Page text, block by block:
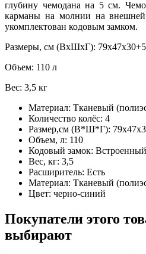
глубину чемодана на 5 см.
карманы на молнии на внешней
укомплектован кодовым замком.
Размеры, см (ВхШхГ): 79х47х30+5
Объем: 110 л
Вес: 3,5 кг
Материал: Тканевый
Количество колёс: 4
Размер,см (В*Ш*Г):
Объем, л: 110
Кодовый замок: Встроенный
Вес, кг: 3,5
Расширитель: Есть
Материал: Тканевый
Цвет: черно-синий
Покупатели этого
выбирают